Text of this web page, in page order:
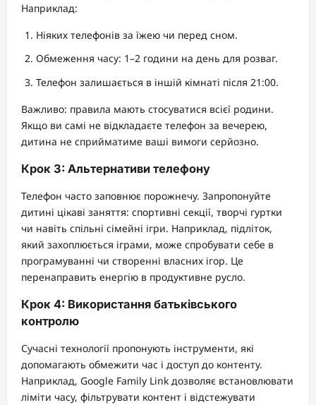
Наприклад:
Ніяких телефонів за їжею чи перед сном.
Обмеження часу: 1–2 години на день для розваг.
Телефон залишається в іншій кімнаті після 21:00.
Важливо: правила мають стосуватися всієї родини.
Якщо ви самі не відкладаєте телефон за вечерею,
дитина не сприйматиме ваші вимоги серйозно.
Крок 3: Альтернативи телефону
Телефон часто заповнює порожнечу. Запропонуйте
дитині цікаві заняття: спортивні секції, творчі гуртки
чи навіть спільні сімейні ігри. Наприклад, підліток,
який захоплюється іграми, може спробувати себе в
програмуванні чи створенні власних ігор. Це
перенаправить енергію в продуктивне русло.
Крок 4: Використання батьківського
контролю
Сучасні технології пропонують інструменти, які
допомагають обмежити час і доступ до контенту.
Наприклад, Google Family Link дозволяє встановлювати
ліміти часу, фільтрувати контент і відстежувати